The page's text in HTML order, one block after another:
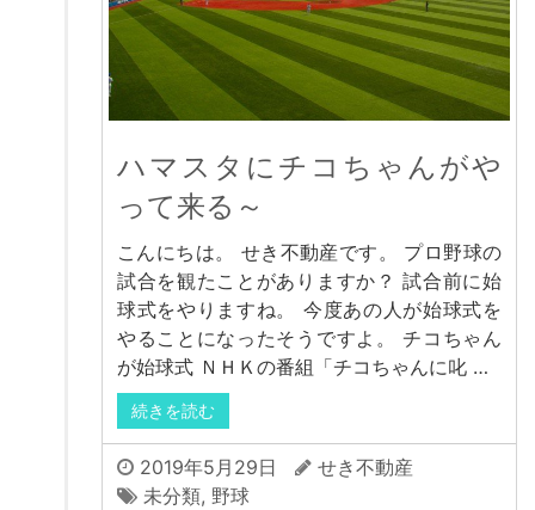
ハマスタにチコちゃんがや
って来る～
こんにちは。 せき不動産です。 プロ野球の
試合を観たことがありますか？ 試合前に始
球式をやりますね。 今度あの人が始球式を
やることになったそうですよ。 チコちゃん
が始球式 ＮＨＫの番組「チコちゃんに叱 …
続きを読む
2019年5月29日
せき不動産
未分類, 野球